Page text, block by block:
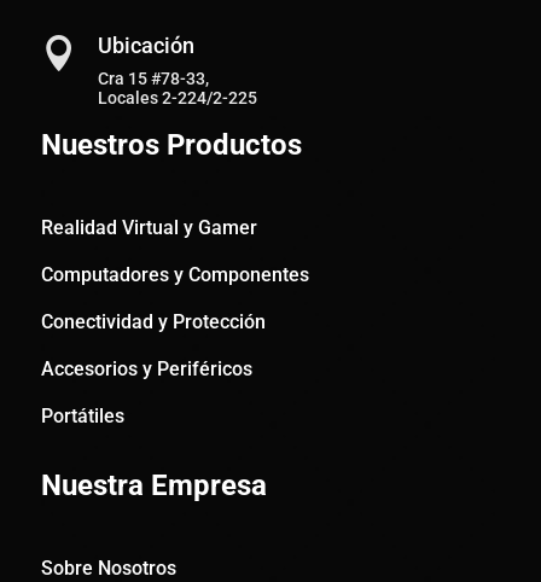
 Ubicación
Cra 15 #78-33,
Locales 2-224/2-225
Nuestros Productos
Realidad Virtual y Gamer
Computadores y Componentes
Conectividad y Protección
Accesorios y Periféricos
Portátiles
Nuestra Empresa
Sobre Nosotros